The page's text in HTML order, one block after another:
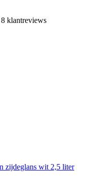
klantreviews
zijdeglans wit 2,5 liter